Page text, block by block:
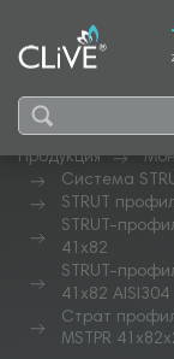
Продукция
Система
STRUT
STRUT-
41х82
STRUT-
41х82 AISI304
Страт
MSTPR